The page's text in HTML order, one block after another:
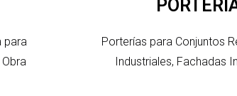
para
Porterías para Conjuntos
Industriales, Fachadas